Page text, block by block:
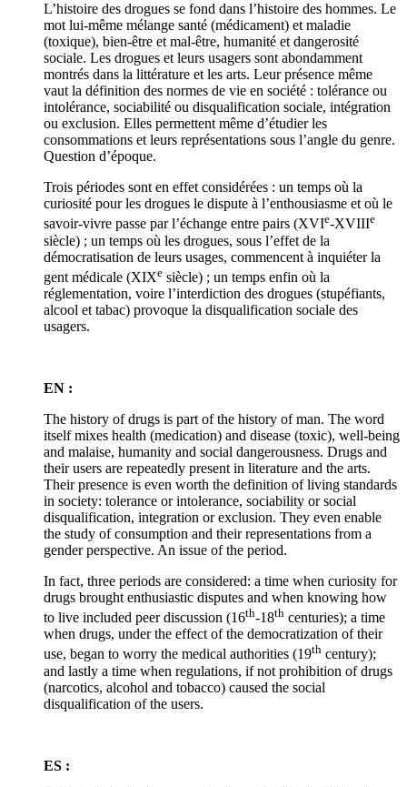
L’histoire des drogues se fond dans l’histoire des hommes. Le
mot lui-même mélange santé (médicament) et maladie
(toxique), bien-être et mal-être, humanité et dangerosité
sociale. Les drogues et leurs usagers sont abondamment
montrés dans la littérature et les arts. Leur présence même
vaut la définition des normes de vie en société : tolérance ou
intolérance, sociabilité ou disqualification sociale, intégration
ou exclusion. Elles permettent même d’étudier les
consommations et leurs représentations sous l’angle du genre.
Question d’époque.
Trois périodes sont en effet considérées : un temps où la
curiosité pour les drogues le dispute à l’enthousiasme et où le
savoir-vivre passe par l’échange entre pairs (XVIe-XVIIIe
siècle) ; un temps où les drogues, sous l’effet de la
démocratisation de leurs usages, commencent à inquiéter la
gent médicale (XIXe siècle) ; un temps enfin où la
réglementation, voire l’interdiction des drogues (stupéfiants,
alcool et tabac) provoque la disqualification sociale des
usagers.
EN :
The history of drugs is part of the history of man. The word
itself mixes health (medication) and disease (toxic), well-being
and malaise, humanity and social dangerousness. Drugs and
their users are repeatedly present in literature and the arts.
Their presence is even worth the definition of living standards
in society: tolerance or intolerance, sociability or social
disqualification, integration or exclusion. They even enable
the study of consumption and their representations from a
gender perspective. An issue of the period.
In fact, three periods are considered: a time when curiosity for
drugs brought enthusiastic disputes and when knowing how
to live included peer discussion (16th-18th centuries); a time
when drugs, under the effect of the democratization of their
use, began to worry the medical authorities (19th century);
and lastly a time when regulations, if not prohibition of drugs
(narcotics, alcohol and tobacco) caused the social
disqualification of the users.
ES :